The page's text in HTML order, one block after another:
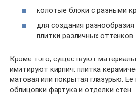
колотые блоки с разными
для создания
плитки различных оттенков.
Кроме того, существуют
имитируют кирпич: плитка
матовая или покрытая глазурью.
облицовки фартука и отделки стен.